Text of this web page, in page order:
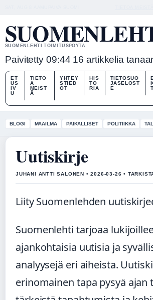
SUOMENLEHTI TOIMITUSPOYTA
Paivitetty 09:44 16 artikkelia
ET
US
IV
U
TIETO
A
MEIST
Ä
YHTEY
STIED
OT
HIS
TO
RIA
TIETOSUO
JASELOST
E
BLOGI MAAILMA PAIKALLISET POLITIIKKA
Uutiskirje
JUHANI ANTTI SALONEN • 2026-03-26 •
Liity Suomenlehden
Suomenlehti tarjoaa
ajankohtaisia uutisia ja
analyysejä eri aiheista.
erinomainen tapa pysyä ajan